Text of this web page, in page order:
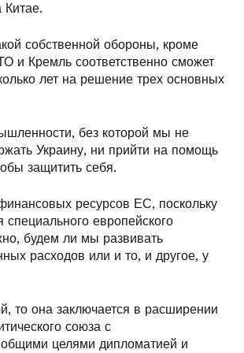
Китае.
собственной обороны, кроме
и Кремль соответственно сможет
лет на решение трех основных
без которой мы не
Украину, ни прийти на помощь
защитить себя.
ресурсов ЕС, поскольку
европейского
будем ли мы развивать
расходов или и то, и другое, у
то она заключается в расширении
союза с
целями дипломатией и